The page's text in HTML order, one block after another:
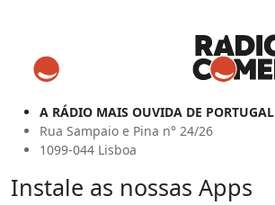
A RÁDIO MAIS OUVIDA DE PORTUGAL
Rua Sampaio e Pina n° 24/26
1099-044 Lisboa
Instale as nossas Apps